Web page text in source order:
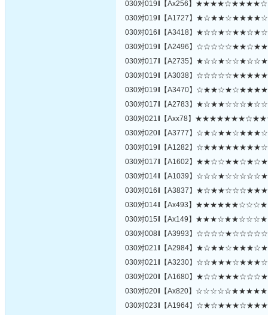
030对019‖【Ax256】
030对019‖【A1727】
030对016‖【A3418】
030对019‖【A2496】
030对017‖【A2735】
030对019‖【A3038】
030对019‖【A3470】
030对017‖【A2783】
030对021‖【Axx78】
030对020‖【A3777】
030对019‖【A1282】
030对017‖【A1602】
030对014‖【A1039】
030对016‖【A3837】
030对014‖【Ax493】
030对015‖【Ax149】
030对008‖【A3993】
030对021‖【A2984】
030对021‖【A3230】
030对020‖【A1680】
030对020‖【Ax820】
030对023‖【A1964】